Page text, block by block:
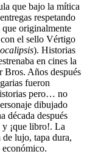
que bajo la mítica
respetando
originalmente
el sello Vértigo
). Historias
en cines la
Bros. Años después
fueron
pero… no
dibujado
década después
¡que libro!. La
lujo, tapa dura,